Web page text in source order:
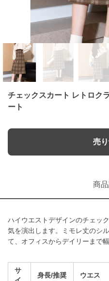
チェックスカート レトロク
ート
売
商
ハイウエストデザインのチェッ
気を演出します。ミモレ丈のシ
て、オフィスからデイリーまで幅
サ
身長/推奨
ウエス